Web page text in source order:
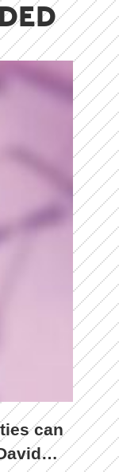
can